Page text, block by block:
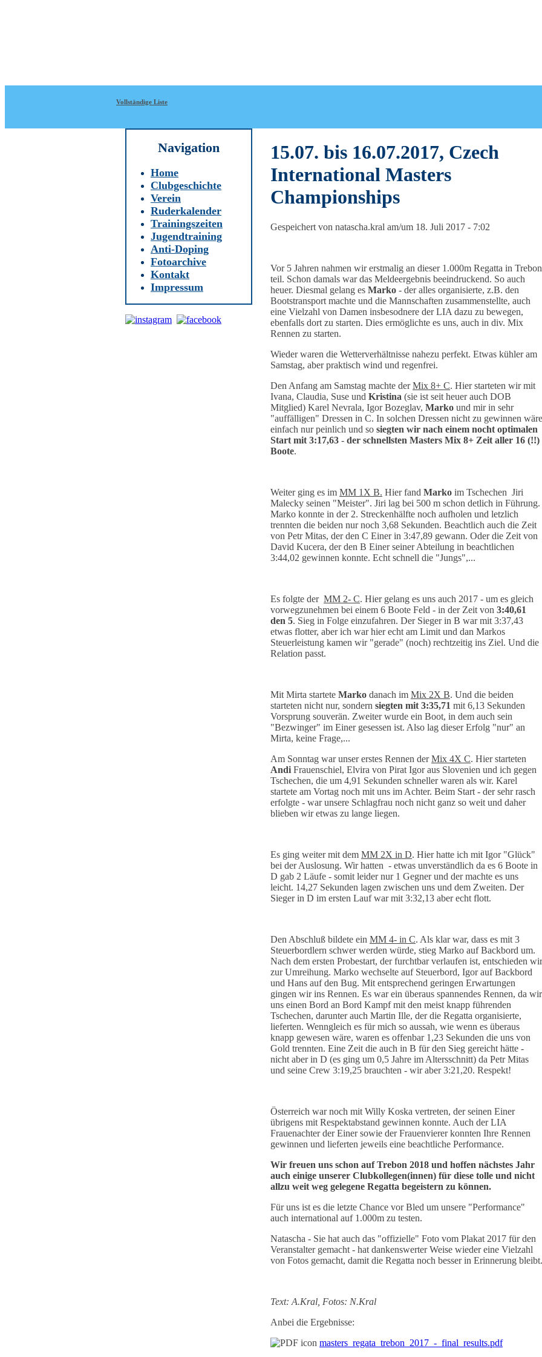
Vollständige Liste
Navigation
Home
Clubgeschichte
Verein
Ruderkalender
Trainingszeiten
Jugendtraining
Anti-Doping
Fotoarchive
Kontakt
Impressum
15.07. bis 16.07.2017, Czech
International Masters
Championships
Gespeichert von natascha.kral am/um 18. Juli 2017 - 7:02
Vor 5 Jahren nahmen wir erstmalig an dieser 1.000m Regatta in Trebon
teil. Schon damals war das Meldeergebnis beeindruckend. So auch
heuer. Diesmal gelang es Marko - der alles organisierte, z.B. den
Bootstransport machte und die Mannschaften zusammenstellte, auch
eine Vielzahl von Damen insbesodnere der LIA dazu zu bewegen,
ebenfalls dort zu starten. Dies ermöglichte es uns, auch in div. Mix
Rennen zu starten.
Wieder waren die Wetterverhältnisse nahezu perfekt. Etwas kühler am
Samstag, aber praktisch wind und regenfrei.
Den Anfang am Samstag machte derMix 8+ C. Hier starteten wir mit
Ivana, Claudia, Suse und Kristina (sie ist seit heuer auch DOB
Mitglied) Karel Nevrala, Igor Bozeglav, Marko und mir in sehr
"auffälligen" Dressen in C. In solchen Dressen nicht zu gewinnen wäre
einfach nur peinlich und so siegten wir nach einem nocht optimalen
Start mit 3:17,63 - der schnellsten Masters Mix 8+ Zeit aller 16 (!!)
Boote.
Weiter ging es im MM 1X B. Hier fand Marko im Tschechen Jiri
Malecky seinen "Meister". Jiri lag bei 500 m schon detlich in Führung.
Marko konnte in der 2. Streckenhälfte noch aufholen und letzlich
trennten die beiden nur noch 3,68 Sekunden. Beachtlich auch die Zeit
von Petr Mitas, der den C Einer in 3:47,89 gewann. Oder die Zeit von
David Kucera, der den B Einer seiner Abteilung in beachtlichen
3:44,02 gewinnen konnte. Echt schnell die "Jungs",...
Es folgte der MM 2- C. Hier gelang es uns auch 2017 - um es gleich
vorwegzunehmen bei einem 6 Boote Feld - in der Zeit von 3:40,61
den 5. Sieg in Folge einzufahren. Der Sieger in B war mit 3:37,43
etwas flotter, aber ich war hier echt am Limit und dan Markos
Steuerleistung kamen wir "gerade" (noch) rechtzeitig ins Ziel. Und die
Relation passt.
Mit Mirta startete Marko danach im Mix 2X B. Und die beiden
starteten nicht nur, sondern siegten mit 3:35,71 mit 6,13 Sekunden
Vorsprung souverän. Zweiter wurde ein Boot, in dem auch sein
"Bezwinger" im Einer gesessen ist. Also lag dieser Erfolg "nur" an
Mirta, keine Frage,...
Am Sonntag war unser erstes Rennen derMix 4X C. Hier starteten
Andi Frauenschiel, Elvira von Pirat Igor aus Slovenien und ich gegen
Tschechen, die um 4,91 Sekunden schneller waren als wir. Karel
startete am Vortag noch mit uns im Achter. Beim Start - der sehr rasch
erfolgte - war unsere Schlagfrau noch nicht ganz so weit und daher
blieben wir etwas zu lange liegen.
Es ging weiter mit dem MM 2X in D. Hier hatte ich mit Igor "Glück"
bei der Auslosung. Wir hatten - etwas unverständlich da es 6 Boote in
D gab 2 Läufe - somit leider nur 1 Gegner und der machte es uns
leicht. 14,27 Sekunden lagen zwischen uns und dem Zweiten. Der
Sieger in D im ersten Lauf war mit 3:32,13 aber echt flott.
Den Abschluß bildete ein MM 4- in C. Als klar war, dass es mit 3
Steuerbordlern schwer werden würde, stieg Marko auf Backbord um.
Nach dem ersten Probestart, der furchtbar verlaufen ist, entschieden wir
zur Umreihung. Marko wechselte auf Steuerbord, Igor auf Backbord
und Hans auf den Bug. Mit entsprechend geringen Erwartungen
gingen wir ins Rennen. Es war ein überaus spannendes Rennen, da wir
uns einen Bord an Bord Kampf mit den meist knapp führenden
Tschechen, darunter auch Martin Ille, der die Regatta organisierte,
lieferten. Wenngleich es für mich so aussah, wie wenn es überaus
knapp gewesen wäre, waren es offenbar 1,23 Sekunden die uns von
Gold trennten. Eine Zeit die auch in B für den Sieg gereicht hätte -
nicht aber in D (es ging um 0,5 Jahre im Altersschnitt) da Petr Mitas
und seine Crew 3:19,25 brauchten - wir aber 3:21,20. Respekt!
Österreich war noch mit Willy Koska vertreten, der seinen Einer
übrigens mit Respektabstand gewinnen konnte. Auch der LIA
Frauenachter der Einer sowie der Frauenvierer konnten Ihre Rennen
gewinnen und lieferten jeweils eine beachtliche Performance.
Wir freuen uns schon auf Trebon 2018 und hoffen nächstes Jahr
auch einige unserer Clubkollegen(innen) für diese tolle und nicht
allzu weit weg gelegene Regatta begeistern zu können.
Für uns ist es die letzte Chance vor Bled um unsere "Performance"
auch international auf 1.000m zu testen.
Natascha - Sie hat auch das "offizielle" Foto vom Plakat 2017 für den
Veranstalter gemacht - hat dankenswerter Weise wieder eine Vielzahl
von Fotos gemacht, damit die Regatta noch besser in Erinnerung bleibt.
Text: A.Kral, Fotos: N.Kral
Anbei die Ergebnisse:
masters_regata_trebon_2017_-_final_results.pdf